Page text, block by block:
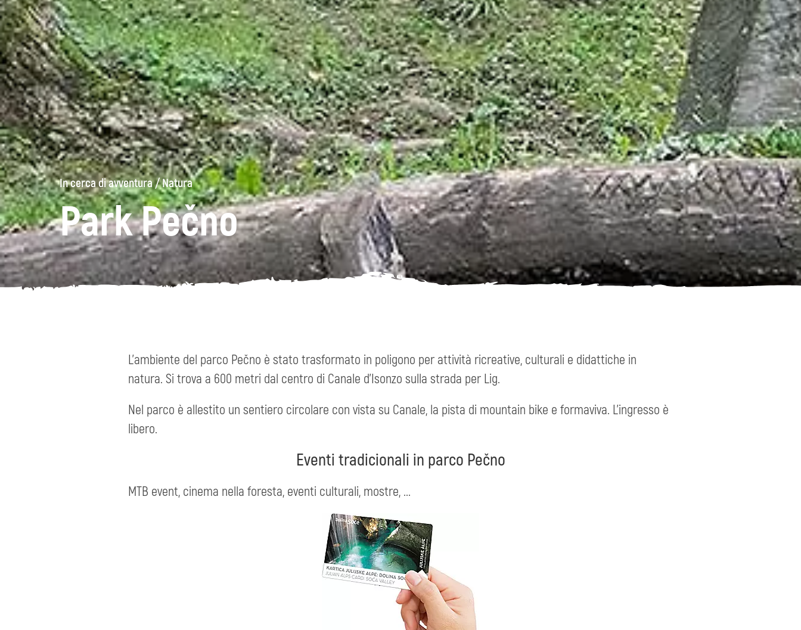
In cerca di avventura/Natura
Park Pečno
L’ambiente del parco Pečno è stato trasformato in poligono per attività ricreative, culturali e didattiche in
natura. Si trova a 600 metri dal centro di Canale d’Isonzo sulla strada per Lig.
Nel parco è allestito un sentiero circolare con vista su Canale, la pista di mountain bike e formaviva. L’ingresso è
libero.
Eventi tradicionali in parco Pečno
MTB event, cinema nella foresta, eventi culturali, mostre, ...